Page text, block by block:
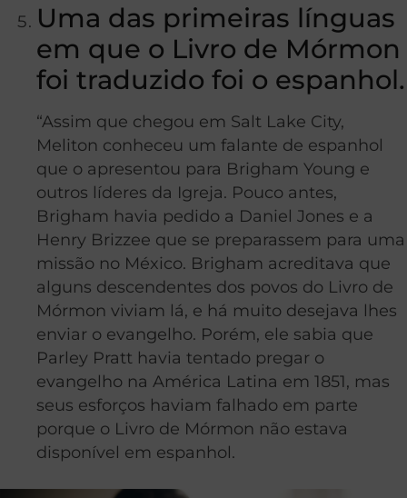
Uma das primeiras línguas
em que o Livro de Mórmon
foi traduzido foi o espanhol.
“Assim que chegou em Salt Lake City,
Meliton conheceu um falante de espanhol
que o apresentou para Brigham Young e
outros líderes da Igreja. Pouco antes,
Brigham havia pedido a Daniel Jones e a
Henry Brizzee que se preparassem para uma
missão no México. Brigham acreditava que
alguns descendentes dos povos do Livro de
Mórmon viviam lá, e há muito desejava lhes
enviar o evangelho. Porém, ele sabia que
Parley Pratt havia tentado pregar o
evangelho na América Latina em 1851, mas
seus esforços haviam falhado em parte
porque o Livro de Mórmon não estava
disponível em espanhol.